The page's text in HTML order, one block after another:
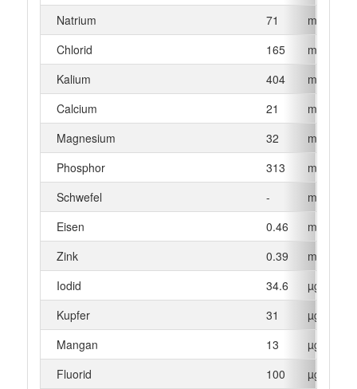
Natrium
71
mg
Chlorid
165
mg
Kalium
404
mg
Calcium
21
mg
Magnesium
32
mg
Phosphor
313
mg
Schwefel
-
mg
Eisen
0.46
mg
Zink
0.39
mg
Iodid
34.6
µg
Kupfer
31
µg
Mangan
13
µg
Fluorid
100 µg